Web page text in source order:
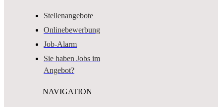
Stellenangebote
Onlinebewerbung
Job-Alarm
Sie haben Jobs im
Angebot?
NAVIGATION